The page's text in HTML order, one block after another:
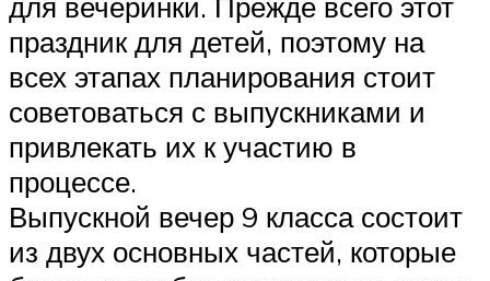
для вечеринки. Прежде всего этот
праздник для детей, поэтому на
всех этапах планирования стоит
советоваться с выпускниками и
привлекать их к участию в
процессе.
Выпускной вечер 9 класса состоит
из двух основных частей, которые